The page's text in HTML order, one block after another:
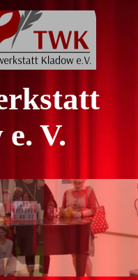
V.